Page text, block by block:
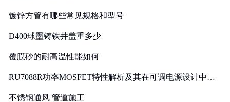
镀锌方管有哪些常见规格和型号
D400球墨铸铁井盖重多少
覆膜砂的耐高温性能如何
RU7088R功率MOSFET特性解析及其在可调电源设计中的
不锈钢通风 管道施工